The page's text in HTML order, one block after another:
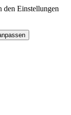
Einstellungen